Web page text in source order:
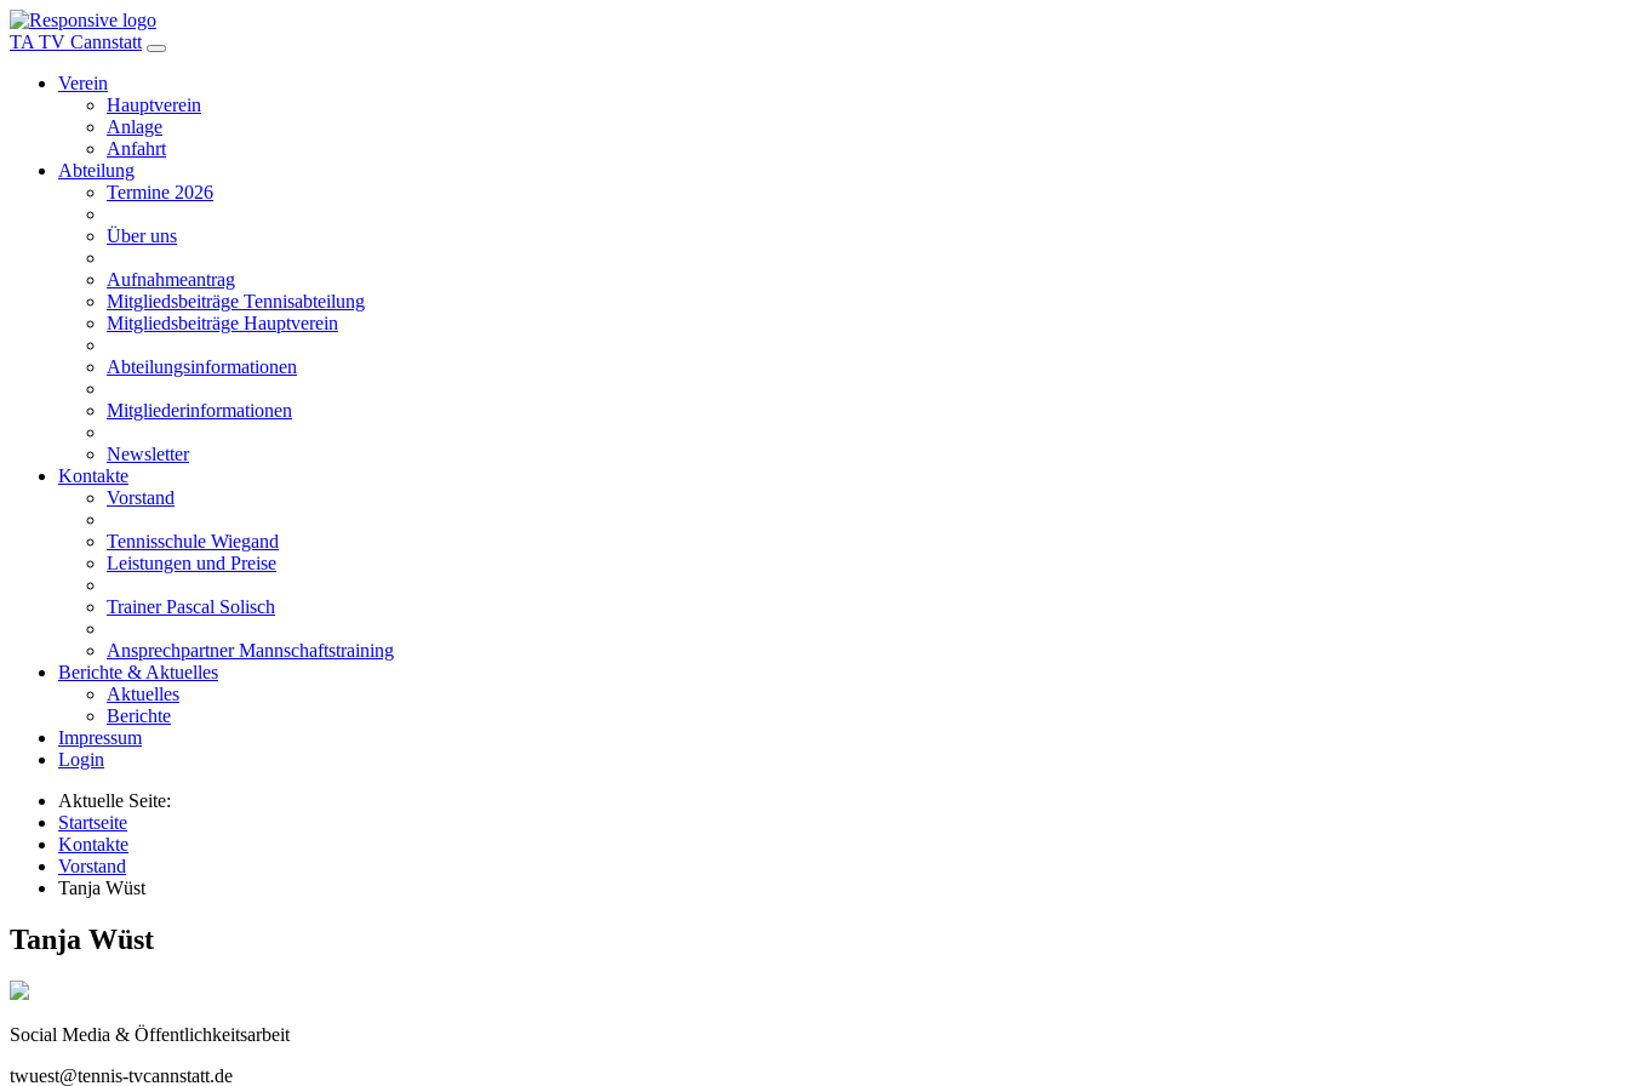
TA TV Cannstatt
Verein
Hauptverein
Anlage
Anfahrt
Abteilung
Termine 2026
Über uns
Aufnahmeantrag
Mitgliedsbeiträge Tennisabteilung
Mitgliedsbeiträge Hauptverein
Abteilungsinformationen
Mitgliederinformationen
Newsletter
Kontakte
Vorstand
Tennisschule Wiegand
Leistungen und Preise
Trainer Pascal Solisch
Ansprechpartner Mannschaftstraining
Berichte & Aktuelles
Aktuelles
Berichte
Impressum
Login
Aktuelle Seite:
Startseite
Kontakte
Vorstand
Tanja Wüst
Tanja Wüst
Social Media & Öffentlichkeitsarbeit
twuest@tennis-tvcannstatt.de